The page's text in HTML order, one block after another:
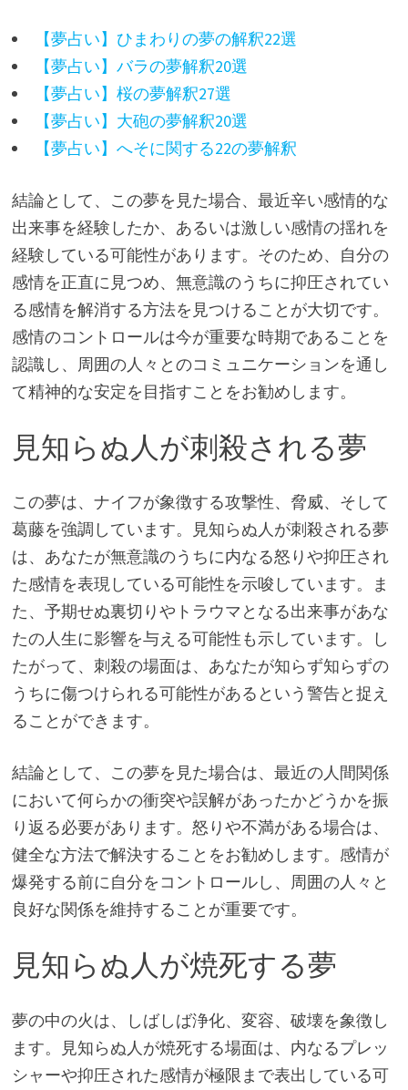
【夢占い】ひまわりの夢の解釈22選
【夢占い】バラの夢解釈20選
【夢占い】桜の夢解釈27選
【夢占い】大砲の夢解釈20選
【夢占い】へそに関する22の夢解釈
結論として、この夢を見た場合、最近辛い感情的な
出来事を経験したか、あるいは激しい感情の揺れを
経験している可能性があります。そのため、自分の
感情を正直に見つめ、無意識のうちに抑圧されてい
る感情を解消する方法を見つけることが大切です。
感情のコントロールは今が重要な時期であることを
認識し、周囲の人々とのコミュニケーションを通し
て精神的な安定を目指すことをお勧めします。
見知らぬ人が刺殺される夢
この夢は、ナイフが象徴する攻撃性、脅威、そして
葛藤を強調しています。見知らぬ人が刺殺される夢
は、あなたが無意識のうちに内なる怒りや抑圧され
た感情を表現している可能性を示唆しています。ま
た、予期せぬ裏切りやトラウマとなる出来事があな
たの人生に影響を与える可能性も示しています。し
たがって、刺殺の場面は、あなたが知らず知らずの
うちに傷つけられる可能性があるという警告と捉え
ることができます。
結論として、この夢を見た場合は、最近の人間関係
において何らかの衝突や誤解があったかどうかを振
り返る必要があります。怒りや不満がある場合は、
健全な方法で解決することをお勧めします。感情が
爆発する前に自分をコントロールし、周囲の人々と
良好な関係を維持することが重要です。
見知らぬ人が焼死する夢
夢の中の火は、しばしば浄化、変容、破壊を象徴し
ます。見知らぬ人が焼死する場面は、内なるプレッ
シャーや抑圧された感情が極限まで表出している可